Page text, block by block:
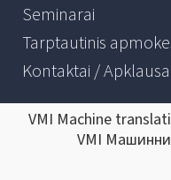
Seminarai
Tarptautinis
Kontaktai / Apklausa
VMI Machine
VMI